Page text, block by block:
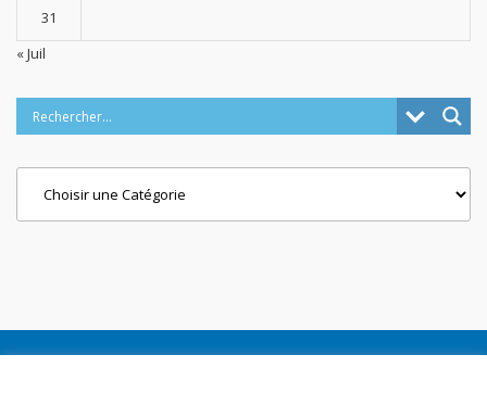
31
« Juil